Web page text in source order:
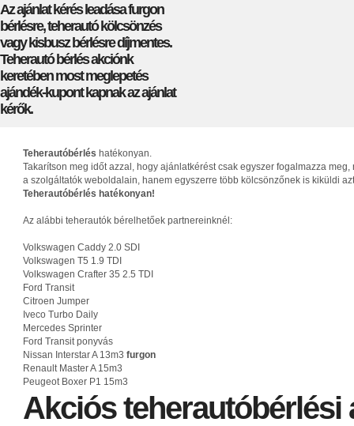
Az ajánlat kérés leadása furgon
bérlésre, teherautó kölcsönzés
vagy kisbusz bérlésre díjmentes.
Teherautó bérlés akciónk
keretében most meglepetés
ajándék-kupont kapnak az ajánlat
kérők.
Teherautóbérlés hatékonyan.
Takarítson meg időt azzal, hogy ajánlatkérést csak egyszer fogalmazza
a szolgáltatók weboldalain, hanem egyszerre több kölcsönzőnek is kiküldi
Teherautóbérlés hatékonyan!
Az alábbi teherautók bérelhetőek partnereinknél:
Volkswagen Caddy 2.0 SDI
Volkswagen T5 1.9 TDI
Volkswagen Crafter 35 2.5 TDI
Ford Transit
Citroen Jumper
Iveco Turbo Daily
Mercedes Sprinter
Ford Transit ponyvás
Nissan Interstar A 13m3 furgon
Renault Master A 15m3
Peugeot Boxer P1 15m3
Akciósteherautóbérlési